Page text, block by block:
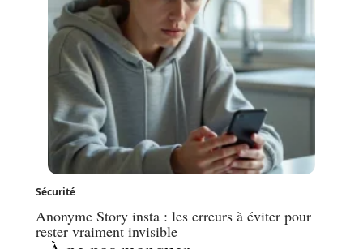
Sécurité
Anonyme Story insta : les erreurs à éviter pour
rester vraiment invisible